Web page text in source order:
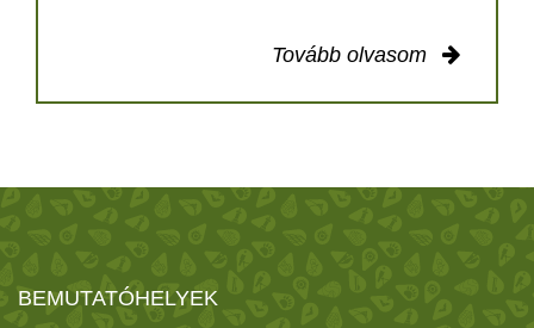
Tovább olvasom
BEMUTATÓHELYEK